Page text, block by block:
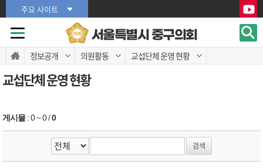
본문바로가기
본문바로가기
주요 사이트
서울특별시 중구의회
정보공개 의원활동 교섭단체 운영 현황
교섭단체 운영 현황
게시물:0 ~ 0/0